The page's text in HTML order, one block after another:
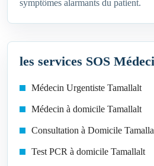
symptômes alarmants du patient.
les services SOS
Médecin Urgentiste Tamallalt
Médecin à domicile Tamallalt
Consultation à Domicile
Test PCR à domicile Tamallalt